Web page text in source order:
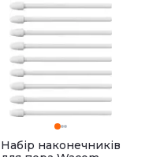
Набір наконечників